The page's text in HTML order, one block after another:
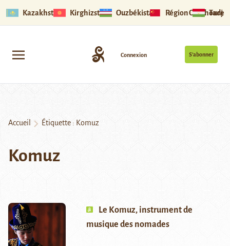
Kazakhstan Kirghizstan Ouzbékistan Région Ouïghoure
S’abonner
Connexion
Accueil Étiquette : Komuz
Komuz
Le Komuz, instrument de
musique des nomades